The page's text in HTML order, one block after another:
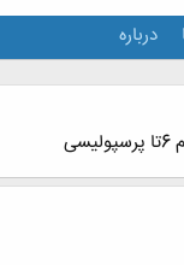
درباره